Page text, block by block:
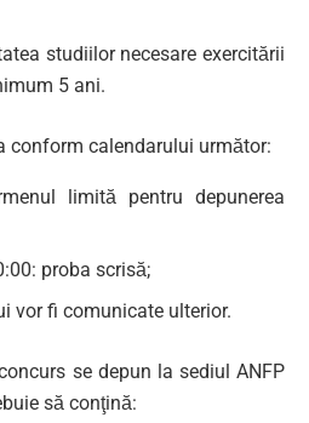
studiilor necesare exercitării
5 ani.
conform calendarului următor:
limită pentru depunerea
proba scrisă;
vor fi comunicate ulterior.
se depun la sediul ANFP
să conţină: